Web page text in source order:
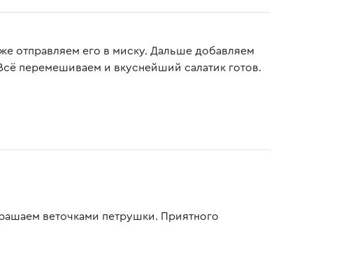
отправляем его в миску. Дальше добавляем
перемешиваем и вкуснейший салатик готов.
веточками петрушки. Приятного